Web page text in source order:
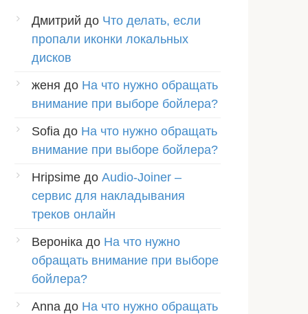
Дмитрий до Что делать, если
пропали иконки локальных
дисков
женя до На что нужно обращать
внимание при выборе бойлера?
Sofia до На что нужно обращать
внимание при выборе бойлера?
Hripsime до Audio-Joiner –
сервис для накладывания
треков онлайн
Вероніка до На что нужно
обращать внимание при выборе
бойлера?
Anna до На что нужно обращать